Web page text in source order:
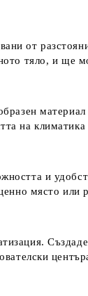
от
тяло, и ще
на
и
място или